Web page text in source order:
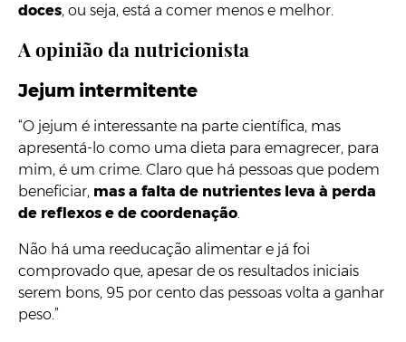
doces, ou seja, está a comer menos e melhor.
A opinião da nutricionista
Jejum intermitente
“O jejum é interessante na parte científica, mas
apresentá-lo como uma dieta para emagrecer, para
mim, é um crime. Claro que há pessoas que podem
beneficiar, mas a falta de nutrientes leva à perda
de reflexos e de coordenação.
Não há uma reeducação alimentar e já foi
comprovado que, apesar de os resultados iniciais
serem bons, 95 por cento das pessoas volta a ganhar
peso.”